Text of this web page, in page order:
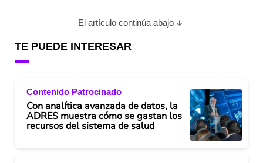
El artículo continúa abajo
TE PUEDE INTERESAR
Contenido Patrocinado
Con analítica avanzada de datos, la
ADRES muestra cómo se gastan los
recursos del sistema de salud